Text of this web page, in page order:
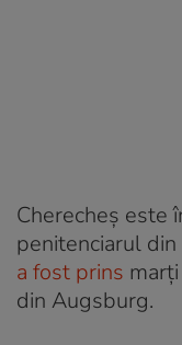
Cherecheş este
penitenciarul
a fost prins
din Augsburg.